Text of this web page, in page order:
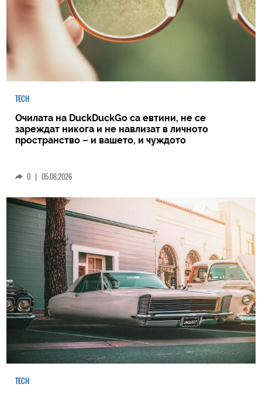
TECH
Очилата на DuckDuckGo са евтини, не се
зареждат никога и не навлизат в личното
пространство – и вашето, и чуждото
0 | 05.08.2026
TECH